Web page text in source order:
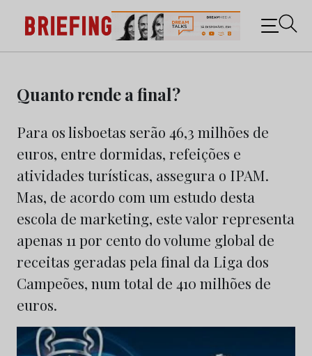
content
Briefing: Todas as notícias sobre os negócios do
Marketing e da Publicidade
Quanto rende a final?
Para os lisboetas serão 46,3 milhões de
euros, entre dormidas, refeições e
atividades turísticas, assegura o IPAM.
Mas, de acordo com um estudo desta
escola de marketing, este valor representa
apenas 11 por cento do volume global de
receitas geradas pela final da Liga dos
Campeões, num total de 410 milhões de
euros.